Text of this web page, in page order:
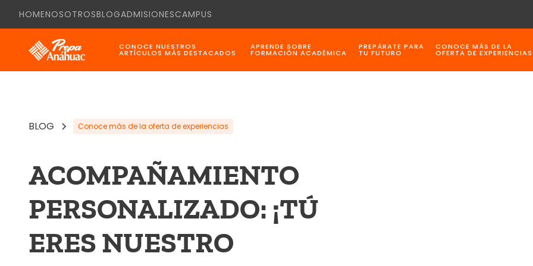
HOMENOSOTROSBLOGADMISIONESCAMPUS
CONOCE NUESTROS
ARTÍCULOS MÁS DESTACADOS
APRENDE SOBRE
FORMACIÓN ACADÉMICA
PREPÁRATE PARA
TU FUTURO
CONOCE MÁS DE LA
OFERTA DE EXPERIENCIAS
BLOG Conoce más de la oferta de experiencias
ACOMPAÑAMIENTO
PERSONALIZADO: ¡TÚ
ERES NUESTRO